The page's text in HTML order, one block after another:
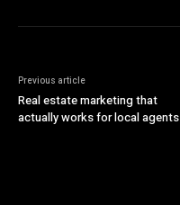
Previous article
Real estate marketing that
actually works for local agents